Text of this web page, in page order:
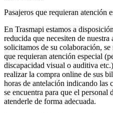
Pasajeros que requieran atención
En Trasmapi estamos a
reducida que necesiten de
solicitamos de su colaboración,
que requieran atención especial
discapacidad visual o auditiva
realizar la compra online de sus
horas de antelación indicando las
se encuentra para que el
atenderle de forma adecuada.